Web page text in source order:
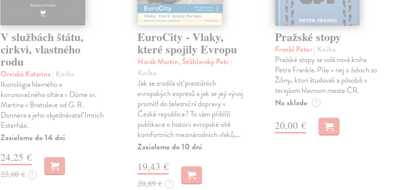
V službách štátu,
cirkvi, vlastného
rodu
Orviská Katarína| Kniha
Ikonológia hlavného a
korunovačného oltára v Dóme sv.
Martina v Bratislave od G. R.
Donnera a jeho objednávateľ Imrich
Esterházi.
Zasielame do 14 dní
24,25 €
25,00 € ?
EuroCity - Vlaky,
které spojily Evropu
Harák Martin, Šťáhlavský Petr|
Kniha
Jak se zrodila síť prestižních
evropských expresů a jak se její vývoj
promítl do železniční dopravy v
České republice? To vám přiblíží
publikace o historii evropské sítě
komfortních mezinárodních vlaků,…
Zasielame do 10 dní
19,43 €
20,89 € ?
Pražské stopy
Frankl Peter| Kniha
Pražské stopy sa volá nová kniha
Petra Frankla. Píše v nej o židoch zo
Žiliny, ktorí študovali a pôsobili v
terajšom hlavnom meste ČR.
Na sklade ?
20,00 €